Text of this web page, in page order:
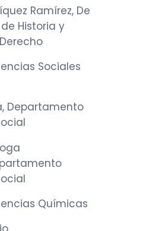
Ramírez, De
Historia y
Sociales
Departamento
Químicas